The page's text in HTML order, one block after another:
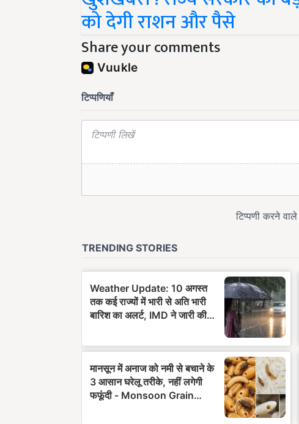
को देगी राशन और पैसे
Share your comments